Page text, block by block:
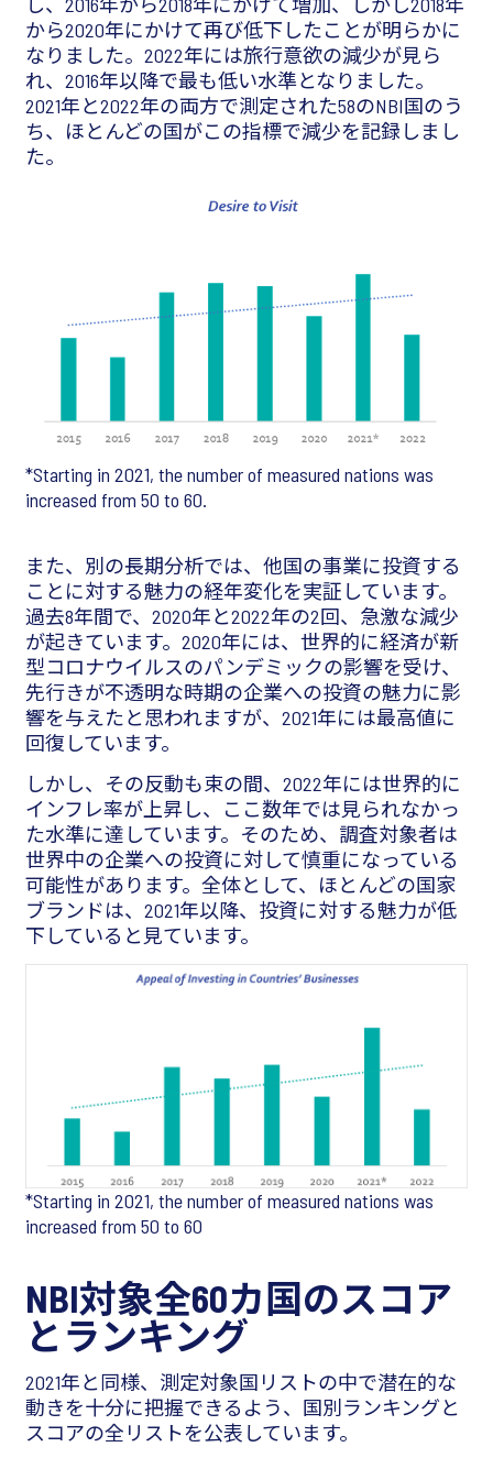
から2020年にかけて再び低下したことが明らかに
なりました。2022年には旅行意欲の減少が見ら
れ、2016年以降で最も低い水準となりました。
2021年と2022年の両方で測定された58のNBI国のう
ち、ほとんどの国がこの指標で減少を記録しまし
た。
*Starting in 2021, the number of measured nations was
increased from 50 to 60.
また、別の長期分析では、他国の事業に投資する
ことに対する魅力の経年変化を実証しています。
過去8年間で、2020年と2022年の2回、急激な減少
が起きています。2020年には、世界的に経済が新
型コロナウイルスのパンデミックの影響を受け、
先行きが不透明な時期の企業への投資の魅力に影
響を与えたと思われますが、2021年には最高値に
回復しています。
しかし、その反動も束の間、2022年には世界的に
インフレ率が上昇し、ここ数年では見られなかっ
た水準に達しています。そのため、調査対象者は
世界中の企業への投資に対して慎重になっている
可能性があります。全体として、ほとんどの国家
ブランドは、2021年以降、投資に対する魅力が低
下していると見ています。
*Starting in 2021, the number of measured nations was
increased from 50 to 60
NBI対象全60カ国のスコア
とランキング
2021年と同様、測定対象国リストの中で潜在的な
動きを十分に把握できるよう、国別ランキングと
スコアの全リストを公表しています。